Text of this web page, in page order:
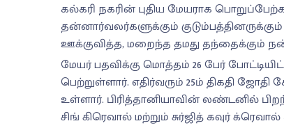
கல்கரி நகரின் புதிய மேயராக
தன்னார்வலர்களுக்கும்
ஊக்குவித்த, மறைந்த தமது தந்தைக்கும்
மேயர் பதவிக்கு மொத்தம் 26 பேர்
பெற்றுள்ளார். எதிர்வரும் 25ம் திகதி
உள்ளார். பிரித்தானியாவின் லண்டனில்
சிங் கிரெவால் மற்றும் சுர்ஜித் கவுர்